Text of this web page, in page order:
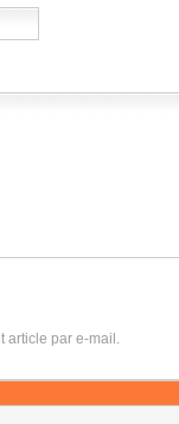
article par e-mail.